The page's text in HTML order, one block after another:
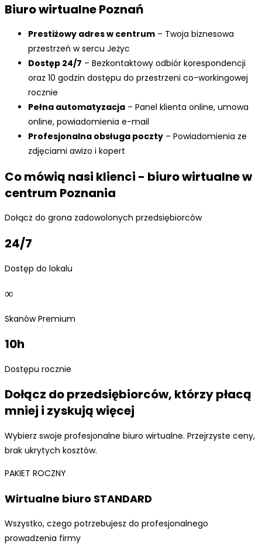
Biuro wirtualne Poznań
Prestiżowy adres w centrum – Twoja biznesowa
przestrzeń w sercu Jeżyc
Dostęp 24/7 – Bezkontaktowy odbiór korespondencji
oraz 10 godzin dostępu do przestrzeni co-workingowej
rocznie
Pełna automatyzacja – Panel klienta online, umowa
online, powiadomienia e-mail
Profesjonalna obsługa poczty – Powiadomienia ze
zdjęciami awizo i kopert
Co mówią nasi klienci - biuro wirtualne w
centrum Poznania
Dołącz do grona zadowolonych przedsiębiorców
24/7
Dostęp do lokalu
∞
Skanów Premium
10h
Dostępu rocznie
Dołącz do przedsiębiorców, którzy płacą
mniej i zyskują więcej
Wybierz swoje profesjonalne biuro wirtualne. Przejrzyste ceny,
brak ukrytych kosztów.
PAKIET ROCZNY
Wirtualne biuro STANDARD
Wszystko, czego potrzebujesz do profesjonalnego
prowadzenia firmy